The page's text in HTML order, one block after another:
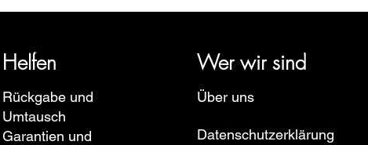
Helfen Wer wir sind
Europe, Ruhla, Martin Braun, Swiss Military, Sturmanskie und
Rückgabe und
Umtausch
Garantien und
Über uns
Datenschutzerklärung